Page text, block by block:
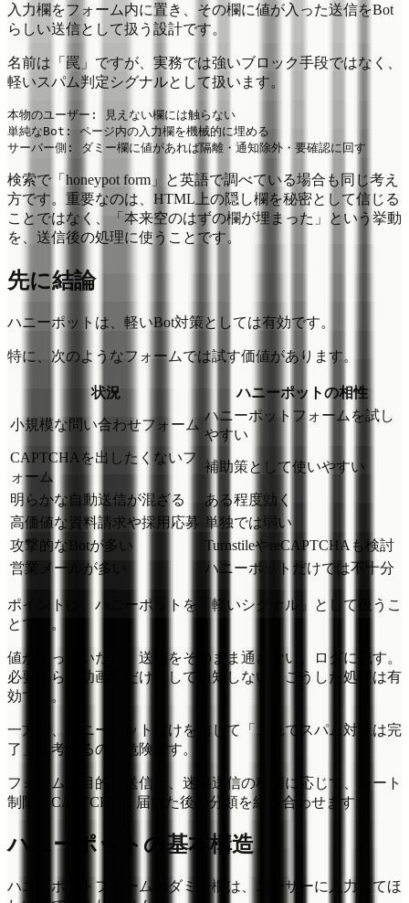
入力欄をフォーム内に置き、その欄に値が入った送信をBot
らしい送信として扱う設計です。
名前は「罠」ですが、実務では強いブロック手段ではなく、
軽いスパム判定シグナルとして扱います。
本物のユーザー: 見えない欄には触らない
単純なBot: ページ内の入力欄を機械的に埋める
検索で「honeypot form」と英語で調べている場合も同じ考え
方です。重要なのは、HTML上の隠し欄を秘密として信じる
ことではなく、「本来空のはずの欄が埋まった」という挙動
を、送信後の処理に使うことです。
先に結論
ハニーポットは、軽いBot対策としては有効です。
特に、次のようなフォームでは試す価値があります。
状況 ハニーポットの相性
小規模な問い合わせフォーム
ハニーポットフォームを試し
やすい
CAPTCHAを出したくないフ
ォーム
補助策として使いやすい
明らかな自動送信が混ざる
ある程度効く
高価値な資料請求や採用応募 単独では弱い
攻撃的なBotが多い
TurnstileやreCAPTCHAも検討
営業メールが多い
ハニーポットだけでは不十分
ポイントは、ハニーポットを「軽いシグナル」として扱うこ
とです。
値が入っていたら、送信をそのまま通さない。ログに残す。
必要なら成功画面だけ返して通知しない。こうした処理は有
効です。
一方で、ハニーポットだけを信じて「これでスパム対策は完
了」と考えるのは危険です。
フォームの目的、送信量、迷惑送信の種類に応じて、レート
制限、CAPTCHA、届いた後の分類を組み合わせます。
ハニーポットの基本構造
ハニーポットフォームのダミー欄は、ユーザーに入力してほ